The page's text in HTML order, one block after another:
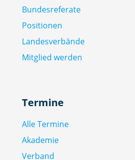
Bundesreferate
Positionen
Landesverbände
Mitglied werden
Termine
Alle Termine
Akademie
Verband